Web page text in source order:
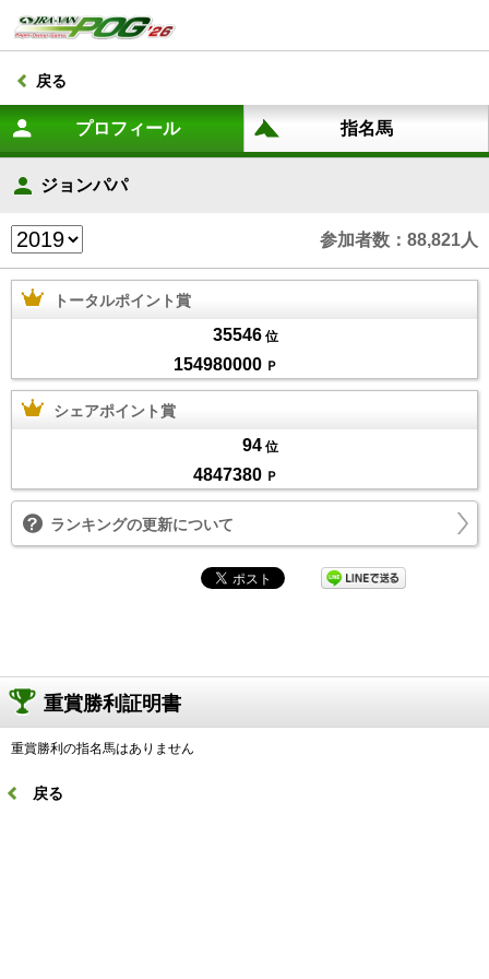
戻る
ジョンパパ
参加者数：88,821人
トータルポイント賞
35546 位
154980000 Ｐ
シェアポイント賞
94 位
4847380 Ｐ
ランキングの更新について
重賞勝利証明書
重賞勝利の指名馬はありません
戻る